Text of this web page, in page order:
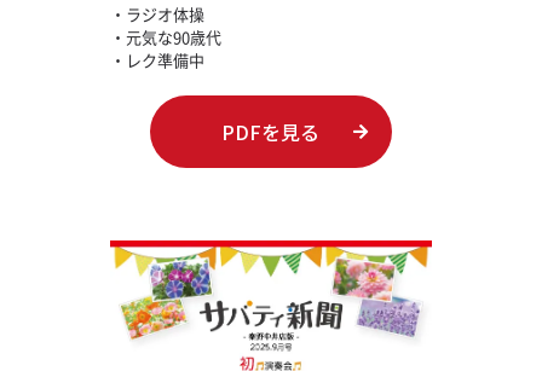
・ラジオ体操
・元気な90歳代
・レク準備中
PDFを見る